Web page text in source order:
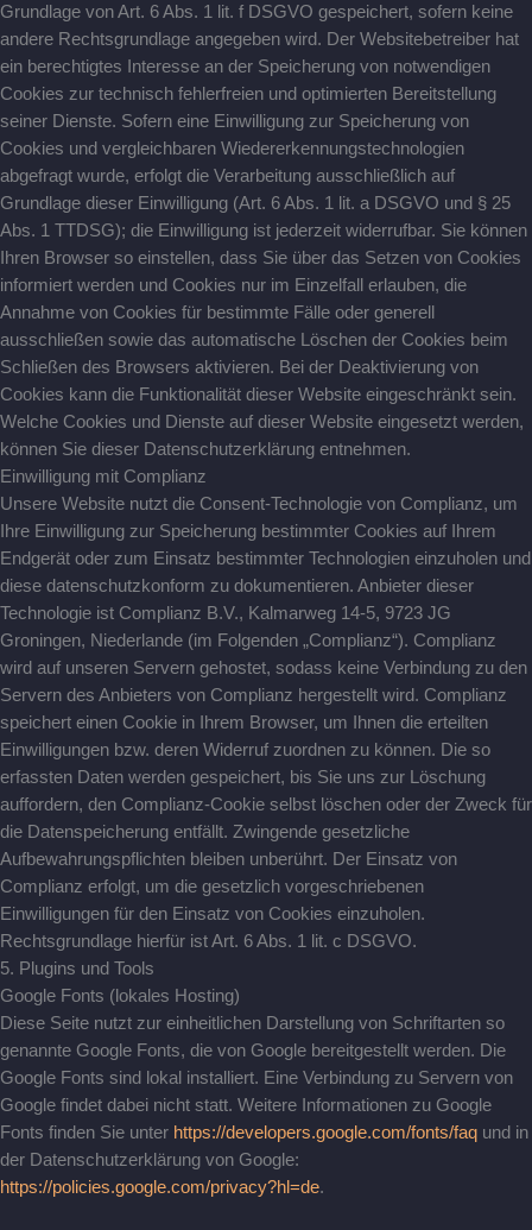
Grundlage von Art. 6 Abs. 1 lit. f DSGVO gespeichert, sofern keine
andere Rechtsgrundlage angegeben wird. Der Websitebetreiber hat
ein berechtigtes Interesse an der Speicherung von notwendigen
Cookies zur technisch fehlerfreien und optimierten Bereitstellung
seiner Dienste. Sofern eine Einwilligung zur Speicherung von
Cookies und vergleichbaren Wiedererkennungstechnologien
abgefragt wurde, erfolgt die Verarbeitung ausschließlich auf
Grundlage dieser Einwilligung (Art. 6 Abs. 1 lit. a DSGVO und § 25
Abs. 1 TTDSG); die Einwilligung ist jederzeit widerrufbar. Sie können
Ihren Browser so einstellen, dass Sie über das Setzen von Cookies
informiert werden und Cookies nur im Einzelfall erlauben, die
Annahme von Cookies für bestimmte Fälle oder generell
ausschließen sowie das automatische Löschen der Cookies beim
Schließen des Browsers aktivieren. Bei der Deaktivierung von
Cookies kann die Funktionalität dieser Website eingeschränkt sein.
Welche Cookies und Dienste auf dieser Website eingesetzt werden,
können Sie dieser Datenschutzerklärung entnehmen.
Einwilligung mit Complianz
Unsere Website nutzt die Consent-Technologie von Complianz, um
Ihre Einwilligung zur Speicherung bestimmter Cookies auf Ihrem
Endgerät oder zum Einsatz bestimmter Technologien einzuholen und
diese datenschutzkonform zu dokumentieren. Anbieter dieser
Technologie ist Complianz B.V., Kalmarweg 14-5, 9723 JG
Groningen, Niederlande (im Folgenden „Complianz“). Complianz
wird auf unseren Servern gehostet, sodass keine Verbindung zu den
Servern des Anbieters von Complianz hergestellt wird. Complianz
speichert einen Cookie in Ihrem Browser, um Ihnen die erteilten
Einwilligungen bzw. deren Widerruf zuordnen zu können. Die so
erfassten Daten werden gespeichert, bis Sie uns zur Löschung
auffordern, den Complianz-Cookie selbst löschen oder der Zweck für
die Datenspeicherung entfällt. Zwingende gesetzliche
Aufbewahrungspflichten bleiben unberührt. Der Einsatz von
Complianz erfolgt, um die gesetzlich vorgeschriebenen
Einwilligungen für den Einsatz von Cookies einzuholen.
Rechtsgrundlage hierfür ist Art. 6 Abs. 1 lit. c DSGVO.
5. Plugins und Tools
Google Fonts (lokales Hosting)
Diese Seite nutzt zur einheitlichen Darstellung von Schriftarten so
genannte Google Fonts, die von Google bereitgestellt werden. Die
Google Fonts sind lokal installiert. Eine Verbindung zu Servern von
Google findet dabei nicht statt. Weitere Informationen zu Google
Fonts finden Sie unter https://developers.google.com/fonts/faq und in
der Datenschutzerklärung von Google:
https://policies.google.com/privacy?hl=de.